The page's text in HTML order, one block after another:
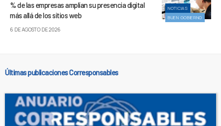
NOTICIAS
BUEN GOBIERNO
% de las empresas amplían su presencia digital
más allá de los sitios web
6 DE AGOSTO DE 2026
Últimas publicaciones Corresponsables